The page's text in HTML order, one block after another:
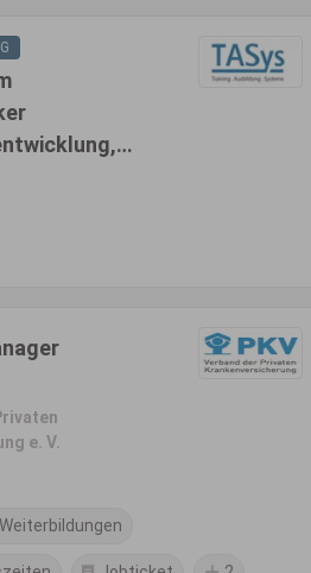
oder
e. V.
Weiterbildungen